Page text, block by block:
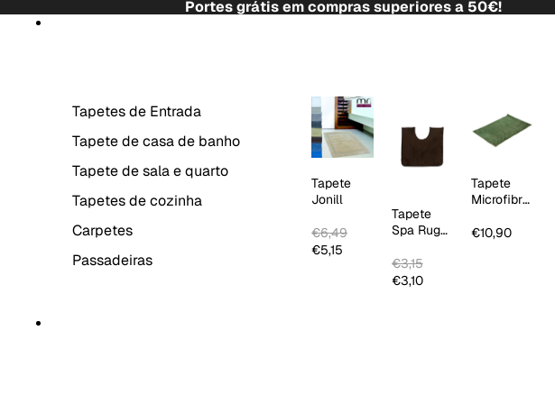
Portes grátis em compras superiores a 50€!
Tapetes de Entrada
Tapete de casa de banho
Tapete de sala e quarto
Tapetes de cozinha
Carpetes
Passadeiras
Tapete
Jonill
€6,49
€5,15
Tapete
Spa Rug
€3,15
€3,10
Tapete
Microfibre
€10,90
Saltar para a informação do produto